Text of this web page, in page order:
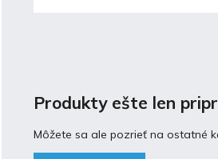
Produkty ešte len
Môžete sa ale pozrieť na ostatné